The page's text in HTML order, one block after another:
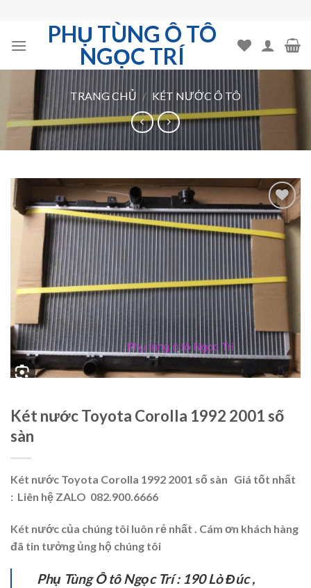
content
PHỤ TÙNG Ô TÔ
NGỌC TRÍ
TRANG CHỦ / KÉT NƯỚC Ô TÔ
Add to
Wishlist
Két nước Toyota Corolla 1992 2001 số
sàn
Két nước Toyota Corolla 1992 2001 số sàn Giá tốt nhất
: Liên hệ ZALO 082.900.6666
Két nước của chúng tôi luôn rẻ nhất .
Cám ơn khách hàng
đã tin tưởng ủng hộ chúng tôi
Phụ Tùng Ô tô Ngọc Trí : 190 Lò Đúc ,